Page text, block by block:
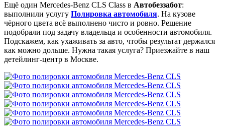
Ещё один Mercedes-Benz CLS Class в Автобеззабот:
выполнили услугу Полировка автомобиля. На кузове
чёрного цвета всё выполнено чисто и ровно. Решение
подобрали под задачу владельца и особенности автомобиля.
Подскажем, как ухаживать за авто, чтобы результат держался
как можно дольше. Нужна такая услуга? Приезжайте в наш
детейлинг-центр в Москве.